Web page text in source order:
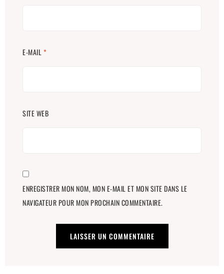
E-MAIL *
SITE WEB
ENREGISTRER MON NOM, MON E-MAIL ET MON SITE DANS LE
NAVIGATEUR POUR MON PROCHAIN COMMENTAIRE.